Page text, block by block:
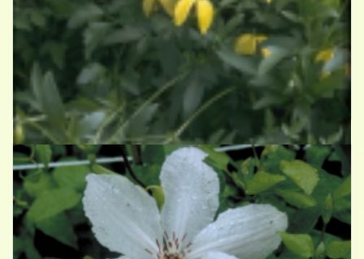
Clematis
Clematis orientalis